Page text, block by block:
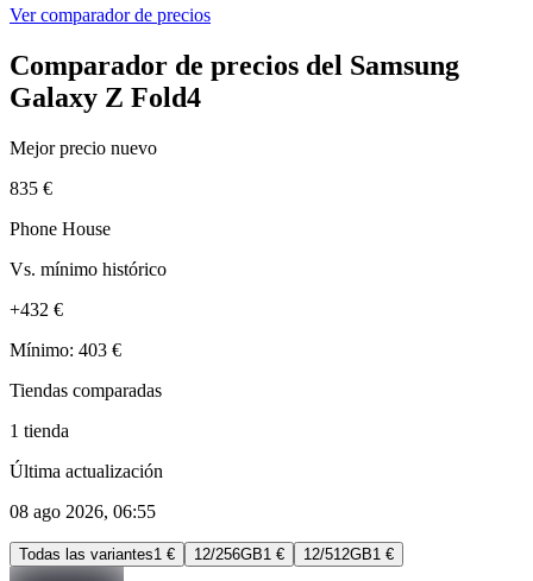
Ver comparador de precios
Comparador de precios del Samsung
Galaxy Z Fold4
Mejor precio nuevo
835 €
Phone House
Vs. mínimo histórico
+432 €
Mínimo: 403 €
Tiendas comparadas
1 tienda
Última actualización
08 ago 2026, 06:55
Todas las variantes1 € 12/256GB1 € 12/512GB1 €